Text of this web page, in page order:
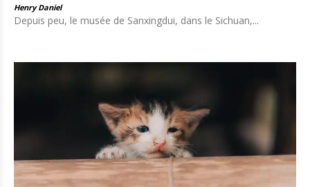
Henry Daniel
Depuis peu, le musée de Sanxingdui, dans le Sichuan,...